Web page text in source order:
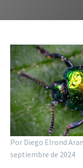
Por Diego Elrond
septiembre de 2024